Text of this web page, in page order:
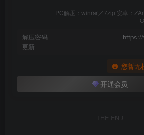
PC解压：winrar／7zip 安卓：
解压密码
更新
您暂无
开通会员
THE END